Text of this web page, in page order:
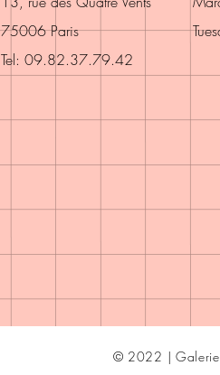
75006 Paris
Tel: 09.82.37.79.42
© 2022 | Galerie